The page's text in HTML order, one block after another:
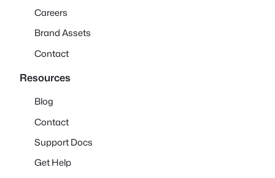
Careers
Brand Assets
Contact
Resources
Blog
Contact
Support Docs
Get Help